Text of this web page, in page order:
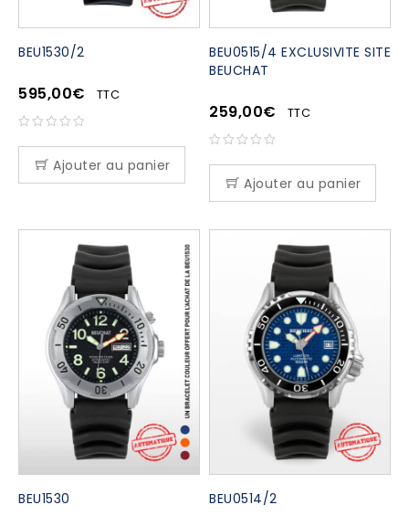
BEU1530/2
595,00€ TTC
Ajouter au panier
BEU0515/4 EXCLUSIVITE SITE
BEUCHAT
259,00€ TTC
Ajouter au panier
BEU1530 BEU0514/2